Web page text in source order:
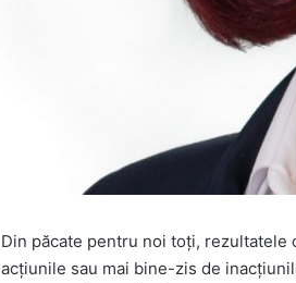
Din păcate pentru noi toți, rezultatele
acțiunile sau mai bine-zis de